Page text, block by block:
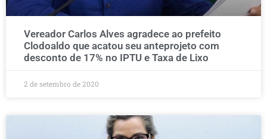
Vereador Carlos Alves agradece ao prefeito
Clodoaldo que acatou seu anteprojeto com
desconto de 17% no IPTU e Taxa de Lixo
2 de setembro de 2020